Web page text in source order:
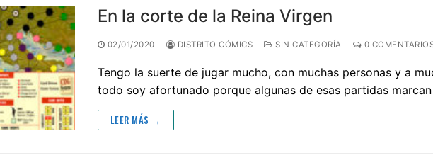
En la corte de la Reina Virgen
02/01/2020 DISTRITO CÓMICS SIN CATEGORÍA 0
Tengo la suerte de jugar mucho, con muchas personas y a
todo soy afortunado porque algunas de esas partidas
LEER MÁS →